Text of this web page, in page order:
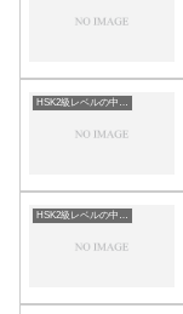
HSK2級レベルの中国語
HSK2級レベルの中国語